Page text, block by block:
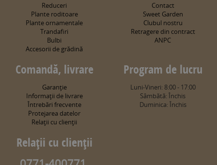
Reduceri
Plante roditoare
Plante ornamentale
Trandafiri
Bulbi
Accesorii de grădină
Contact
Sweet Garden
Clubul nostru
Retragere din contract
ANPC
Comandă, livrare
Garanţie
Informaţii de livrare
Întrebări frecvente
Protejarea datelor
Relaţii cu clienţii
Program de lucru
Luni-Vineri: 8:00 - 17:00
Sâmbătă: Închis
Duminica: Închis
Relaţii cu clienţii